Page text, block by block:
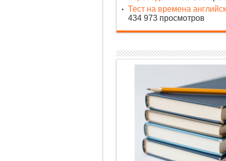
Тест на времена
434 973 просмотров